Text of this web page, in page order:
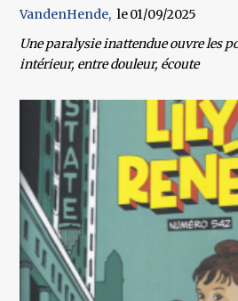
VandenHende
01/09/2025
Une paralysie inattendue ouvre les
intérieur, entre douleur, écoute